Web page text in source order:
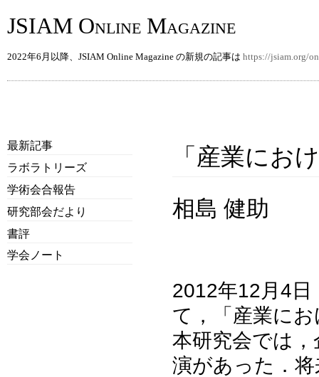
JSIAM Online Magazine
2022年6月以降、JSIAM Online Magazine の新規の記事は https://jsiam.org/
最新記事
ラボラトリーズ
学術会合報告
研究部会だより
書評
学会ノート
「産業にお
相島 健助
2012年12月4
て，「産業に
本研究会では
演があった．